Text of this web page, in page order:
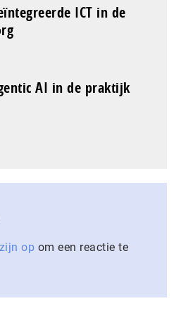
ICT in de
AI in de praktijk
op om een reactie te